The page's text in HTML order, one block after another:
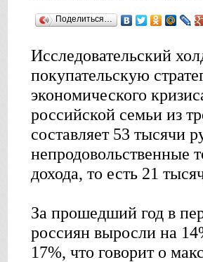
Поделиться…
Исследовательский
покупательскую
экономического
российской семьи из
составляет 53 тысячи
непродовольственные
дохода, то есть 21
За прошедший год в
россиян выросли на
17%, что говорит о